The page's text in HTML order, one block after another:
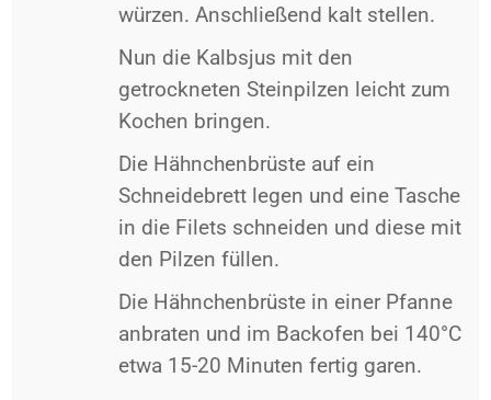
würzen. Anschließend kalt stellen.
Nun die Kalbsjus mit den
getrockneten Steinpilzen leicht zum
Kochen bringen.
Die Hähnchenbrüste auf ein
Schneidebrett legen und eine Tasche
in die Filets schneiden und diese mit
den Pilzen füllen.
Die Hähnchenbrüste in einer Pfanne
anbraten und im Backofen bei 140°C
etwa 15-20 Minuten fertig garen.